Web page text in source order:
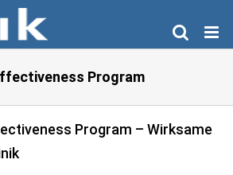
Program
Program – Wirksame